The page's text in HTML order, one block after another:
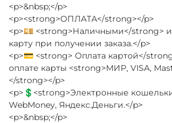
<p>&nbsp;</p>
<p><strong>ОПЛАТА</strong></p>
<p>💴 <strong>Наличными</strong>
карту при получении заказа.</p>
<p>💳 <strong> Оплата картой</
оплате карты <strong>МИР, VISA,
</strong></p>
<p>💲<strong>Электронные
WebMoney, Яндекс.Деньги.</p>
<p>&nbsp;</p>